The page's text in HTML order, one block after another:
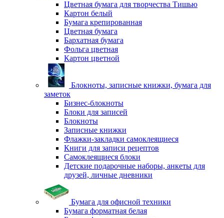
Цветная бумага для творчества Тишью
Картон белый
Бумага крепированная
Цветная бумага
Бархатная бумага
Фольга цветная
Картон цветной
Блокноты, записные книжки, бумага для
заметок
Бизнес-блокноты
Блоки для записей
Блокноты
Записные книжки
Флажки-закладки самоклеящиеся
Книги для записи рецептов
Самоклеящиеся блоки
Детские подарочные наборы, анкеты для
друзей, личные дневники
Бумага для офисной техники
Бумага форматная белая